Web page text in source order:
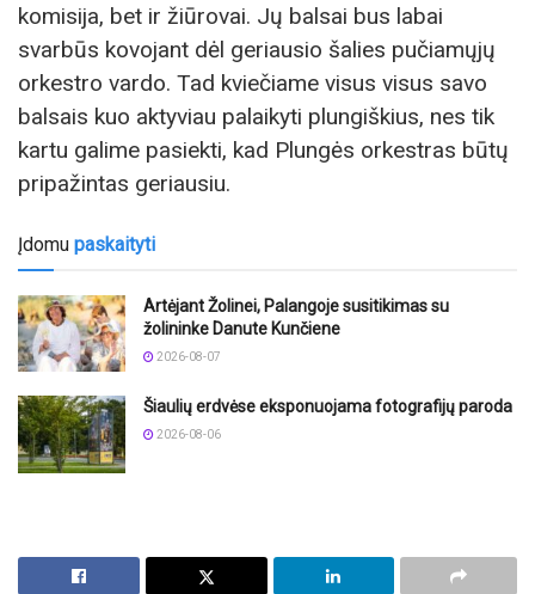
komisija, bet ir žiūrovai. Jų balsai bus labai
svarbūs kovojant dėl geriausio šalies pučiamųjų
orkestro vardo. Tad kviečiame visus visus savo
balsais kuo aktyviau palaikyti plungiškius, nes tik
kartu galime pasiekti, kad Plungės orkestras būtų
pripažintas geriausiu.
Įdomu paskaityti
Artėjant Žolinei, Palangoje susitikimas su
žolininke Danute Kunčiene
2026-08-07
Šiaulių erdvėse eksponuojama fotografijų paroda
2026-08-06